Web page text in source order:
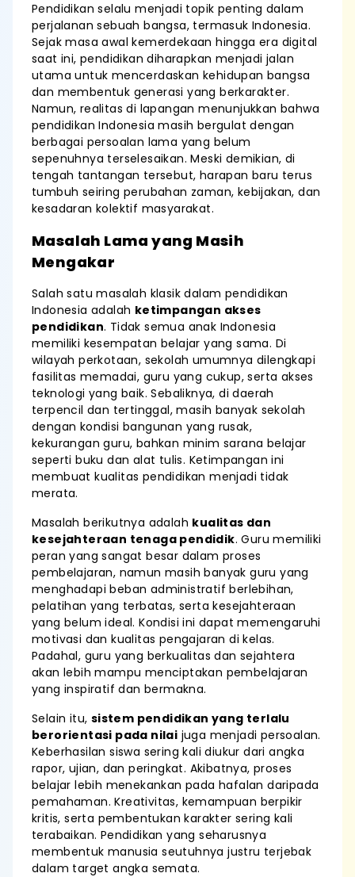
Pendidikan selalu menjadi topik penting dalam
perjalanan sebuah bangsa, termasuk Indonesia.
Sejak masa awal kemerdekaan hingga era digital
saat ini, pendidikan diharapkan menjadi jalan
utama untuk mencerdaskan kehidupan bangsa
dan membentuk generasi yang berkarakter.
Namun, realitas di lapangan menunjukkan bahwa
pendidikan Indonesia masih bergulat dengan
berbagai persoalan lama yang belum
sepenuhnya terselesaikan. Meski demikian, di
tengah tantangan tersebut, harapan baru terus
tumbuh seiring perubahan zaman, kebijakan, dan
kesadaran kolektif masyarakat.
Masalah Lama yang Masih
Mengakar
Salah satu masalah klasik dalam pendidikan
Indonesia adalah ketimpangan akses
pendidikan. Tidak semua anak Indonesia
memiliki kesempatan belajar yang sama. Di
wilayah perkotaan, sekolah umumnya dilengkapi
fasilitas memadai, guru yang cukup, serta akses
teknologi yang baik. Sebaliknya, di daerah
terpencil dan tertinggal, masih banyak sekolah
dengan kondisi bangunan yang rusak,
kekurangan guru, bahkan minim sarana belajar
seperti buku dan alat tulis. Ketimpangan ini
membuat kualitas pendidikan menjadi tidak
merata.
Masalah berikutnya adalah kualitas dan
kesejahteraan tenaga pendidik. Guru memiliki
peran yang sangat besar dalam proses
pembelajaran, namun masih banyak guru yang
menghadapi beban administratif berlebihan,
pelatihan yang terbatas, serta kesejahteraan
yang belum ideal. Kondisi ini dapat memengaruhi
motivasi dan kualitas pengajaran di kelas.
Padahal, guru yang berkualitas dan sejahtera
akan lebih mampu menciptakan pembelajaran
yang inspiratif dan bermakna.
Selain itu, sistem pendidikan yang terlalu
berorientasi pada nilai juga menjadi persoalan.
Keberhasilan siswa sering kali diukur dari angka
rapor, ujian, dan peringkat. Akibatnya, proses
belajar lebih menekankan pada hafalan daripada
pemahaman. Kreativitas, kemampuan berpikir
kritis, serta pembentukan karakter sering kali
terabaikan. Pendidikan yang seharusnya
membentuk manusia seutuhnya justru terjebak
dalam target angka semata.